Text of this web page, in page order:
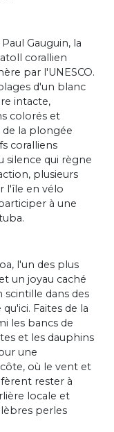
Gauguin, la
corallien
par l'UNESCO.
d'un blanc
intacte,
colorés et
de la plongée
coralliens
qui règne
plusieurs
l'île en vélo
à une
l'un des plus
un joyau caché
scintille dans des
Faites de la
les bancs de
et les dauphins
une
où le vent et
rester à
locale et
perles